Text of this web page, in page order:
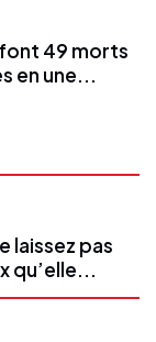
font 49 morts
en une...
laissez pas
qu’elle...